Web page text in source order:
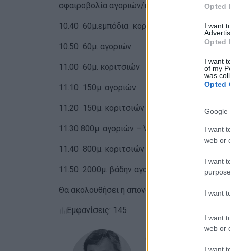
Opted
I want
Opted
I want
of my
was
Opted
Google
I want
web or
I want
I want
I want
web or
σφαιροβολία αγοριών/κοριτσιών
10.40 60μ.εμπόδια κοριτσιών
10.50 60μ. αγοριών
11.00 60μ. κοριτσιών
11.10 150μ. αγοριών
11.20 150μ. κοριτσιών
11.30 800μ. αγοριών – Vortex αγοριών/
11.40 800μ. κοριτσιών
11.50 2000μ. βάδην αγοριών/κοριτσιών
Θα ακολουθήσει η απονομή επάθλων.
Εμφανίσεις: 145